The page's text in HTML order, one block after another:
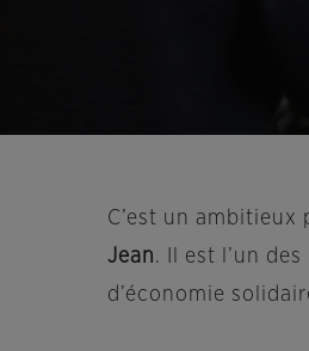
C’est un ambitieux
Jean. Il est l’un
d’économie